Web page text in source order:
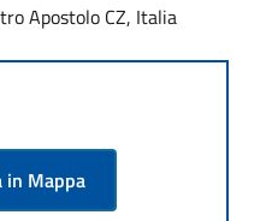
Apostolo CZ, Italia
in Mappa